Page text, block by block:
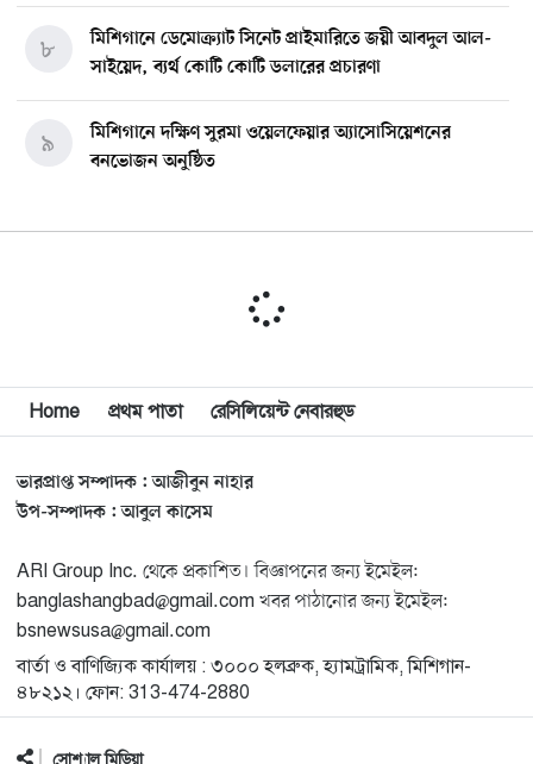
মিশিগানে ডেমোক্র্যাট সিনেট প্রাইমারিতে জয়ী আবদুল আল-
সাইয়েদ, ব্যর্থ কোটি কোটি ডলারের প্রচারণা
৮
মিশিগানে দক্ষিণ সুরমা ওয়েলফেয়ার অ্যাসোসিয়েশনের
বনভোজন অনুষ্ঠিত
৯
বিশ্বজুড়ে কূটনৈতিক পুনর্বিন্যাস, ৫ অঞ্চলে মিশন বন্ধ করছে
১০
মিশিগানে ফ্রেন্ডস এন্ড ফ্যামিলির বনভোজনে প্রাণের উচ্ছ্বাস
মিশিগানে ডেমোক্র্যাটদের প্রাইমারিতে আল-সাইয়েদকে হারাতে
কেন এত মরিয়া ইসারায়েলি লবি এআইপ্যাক
১২
মুনা দাওয়াহ কনফারেন্স ২০২৬ সম্পর্কে প্রেস ব্রিফিং
১৩
শেখ হাসিনার সঙ্গে সংবাদ সম্মেলনে থাকছেন সাকিব আল
হাসান
১৪
যুক্তরাষ্ট্রকে ছাড়ে বাধ্য করতে কোন কৌশলে ওয়াশিংটনের ওপর
চাপ বাড়াচ্ছে ইরান
১৫
Home প্রথম পাতা রেসিলিয়েন্ট নেবারহুড
ভারপ্রাপ্ত সম্পাদক : আজীবুন নাহার
উপ-সম্পাদক : আবুল কাসেম
ARI Group Inc. থেকে প্রকাশিত। বিজ্ঞাপনের জন্য ইমেইল:
banglashangbad@gmail.com খবর পাঠানোর জন্য ইমেইল:
bsnewsusa@gmail.com
বার্তা ও বাণিজ্যিক কার্যালয় : ৩০০০ হলব্রুক, হ্যামট্রামিক, মিশিগান-
৪৮২১২। ফোন: 313-474-2880
সোশ্যাল মিডিয়া